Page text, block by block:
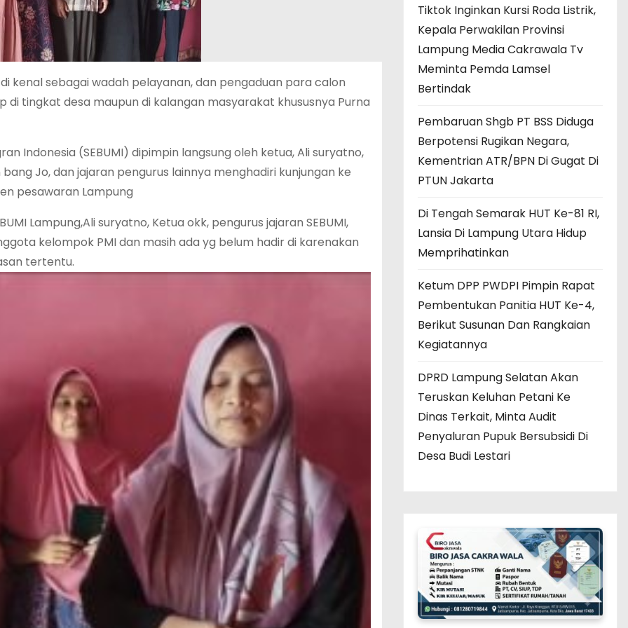
kenal sebagai wadah pelayanan, dan pengaduan para calon
tingkat desa maupun di kalangan masyarakat khususnya Purna
Indonesia (SEBUMI) dipimpin langsung oleh ketua, Ali suryatno,
Jo, dan jajaran pengurus lainnya menghadiri kunjungan ke
pesawaran Lampung
Lampung,Ali suryatno, Ketua okk, pengurus jajaran SEBUMI,
kelompok PMI dan masih ada yg belum hadir di karenakan
tertentu.
Tiktok Inginkan Kursi Roda Listrik,
Kepala Perwakilan Provinsi
Lampung Media Cakrawala Tv
Meminta Pemda Lamsel
Bertindak
Pembaruan Shgb PT BSS Diduga
Berpotensi Rugikan Negara,
Kementrian ATR/BPN Di Gugat Di
PTUN Jakarta
Di Tengah Semarak HUT Ke-81 RI,
Lansia Di Lampung Utara Hidup
Memprihatinkan
Ketum DPP PWDPI Pimpin Rapat
Pembentukan Panitia HUT Ke-4,
Berikut Susunan Dan Rangkaian
Kegiatannya
DPRD Lampung Selatan Akan
Teruskan Keluhan Petani Ke
Dinas Terkait, Minta Audit
Penyaluran Pupuk Bersubsidi Di
Desa Budi Lestari